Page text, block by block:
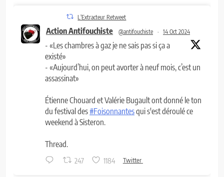
L'Extracteur Retweet
Action Antifouchiste @antifouchiste · 14 Oct 2024
- «Les chambres à gaz je ne sais pas si ça a
existé»
- «Aujourd’hui, on peut avorter à neuf mois, c’est un
assassinat»
Étienne Chouard et Valérie Bugault ont donné le ton
du festival des#Foisonnantesqui s'est déroulé ce
weekend à Sisteron.
Thread.
247 1184 Twitter